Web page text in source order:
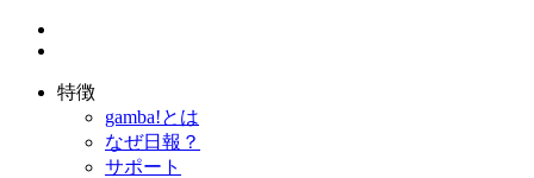
特徴
gamba!とは
なぜ日報？
サポート